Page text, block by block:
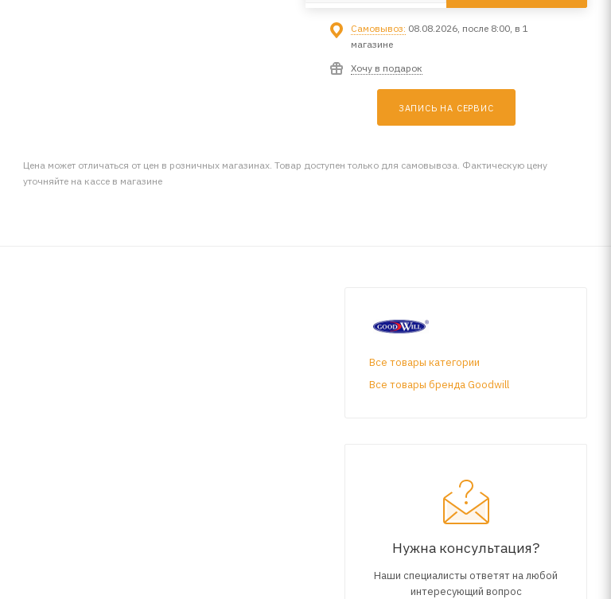
Самовывоз: 08.08.2026, после 8:00, в 1
магазине
Хочу в подарок
ЗАПИСЬ НА СЕРВИС
Цена может отличаться от цен в розничных магазинах. Товар доступен только для самовывоза. Фактическую цену
уточняйте на кассе в магазине
Все товары категории
Все товары бренда Goodwill
Нужна консультация?
Наши специалисты ответят на любой
интересующий вопрос